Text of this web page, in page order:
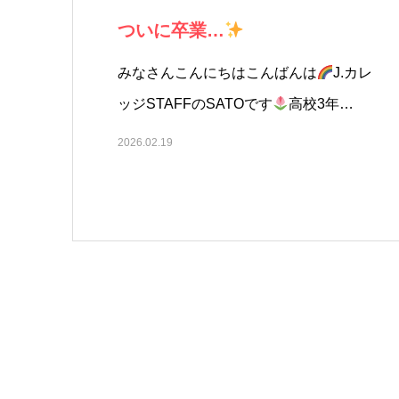
ついに卒業…
みなさんこんにちはこんばんは J.カレ
ッジSTAFFのSATOです 高校3年…
2026.02.19